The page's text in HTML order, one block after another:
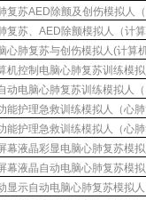
复苏AED除颤及创伤模拟人
复苏、AED除颤模拟人（计
心肺复苏与创伤模拟人(计算
机控制电脑心肺复苏训练模
动电脑心肺复苏训练模拟人（
能护理急救训练模拟人（心
能护理急救训练模拟人（心
幕液晶彩显电脑心肺复苏模
幕液晶自动电脑心肺复苏模
显示自动电脑心肺复苏模拟人